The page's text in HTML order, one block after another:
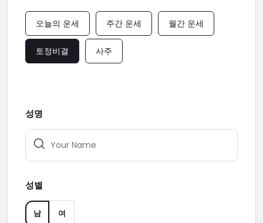
오늘의 운세 주간 운세 월간 운세
토정비결 사주
성명
성별
남 여